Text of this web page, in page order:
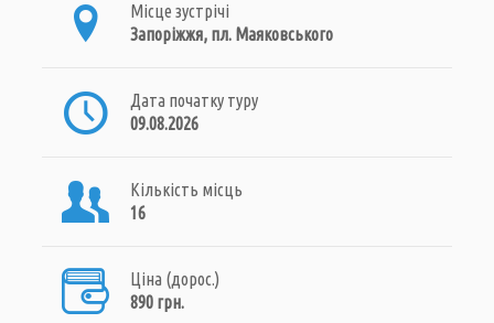
Місце зустрічі
Запоріжжя, пл. Маяковського
Дата початку туру
09.08.2026
Кількість місць
16
Ціна (дорос.)
890 грн.